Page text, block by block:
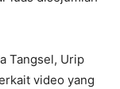
Tangsel, Urip
video yang